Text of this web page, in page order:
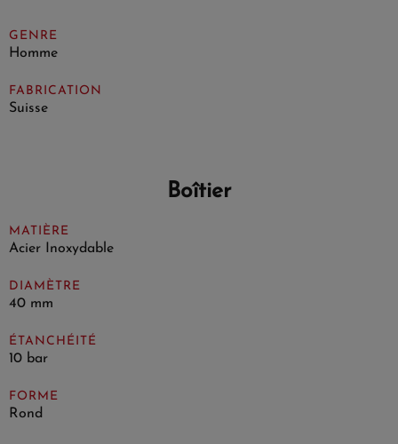
GENRE
Homme
FABRICATION
Suisse
Boîtier
MATIÈRE
Acier Inoxydable
DIAMÈTRE
40 mm
ÉTANCHÉITÉ
10 bar
FORME
Rond